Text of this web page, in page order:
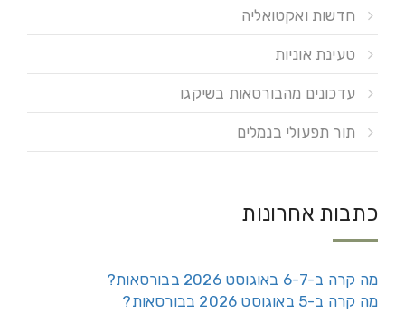
חדשות ואקטואליה
טעינת אוניות
עדכונים מהבורסאות בשיקגו
תור תפעולי בנמלים
כתבות אחרונות
מה קרה ב-6-7 באוגוסט 2026 בבורסאות?
מה קרה ב-5 באוגוסט 2026 בבורסאות?